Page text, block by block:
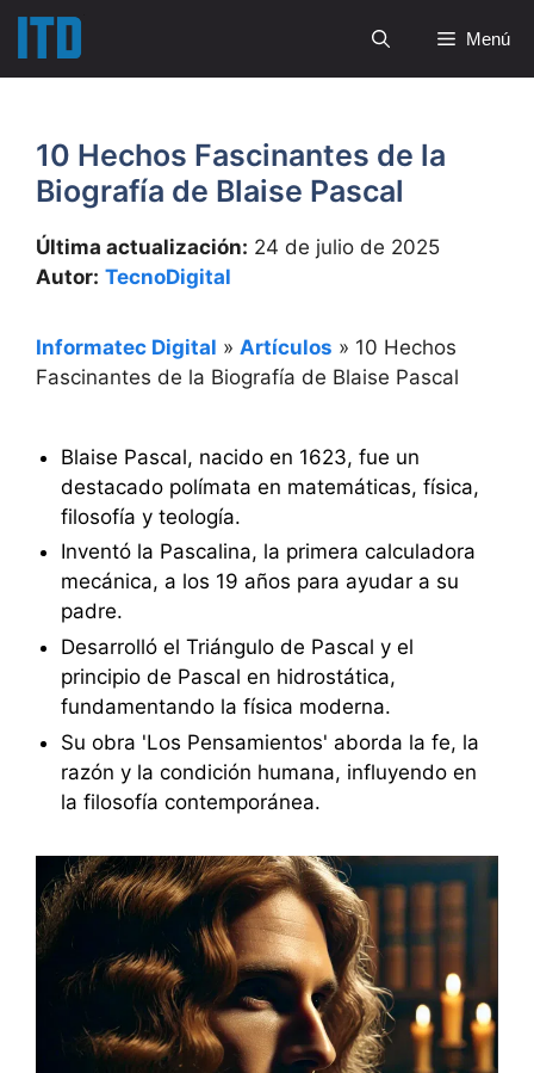
Saltar
contenido
Menú
10 Hechos Fascinantes de la
Biografía de Blaise Pascal
Última actualización: 24 de julio de 2025
Autor: TecnoDigital
Informatec Digital » Artículos » 10 Hechos
Fascinantes de la Biografía de Blaise Pascal
Blaise Pascal, nacido en 1623, fue un
destacado polímata en matemáticas, física,
filosofía y teología.
Inventó la Pascalina, la primera calculadora
mecánica, a los 19 años para ayudar a su
padre.
Desarrolló el Triángulo de Pascal y el
principio de Pascal en hidrostática,
fundamentando la física moderna.
Su obra 'Los Pensamientos' aborda la fe, la
razón y la condición humana, influyendo en
la filosofía contemporánea.